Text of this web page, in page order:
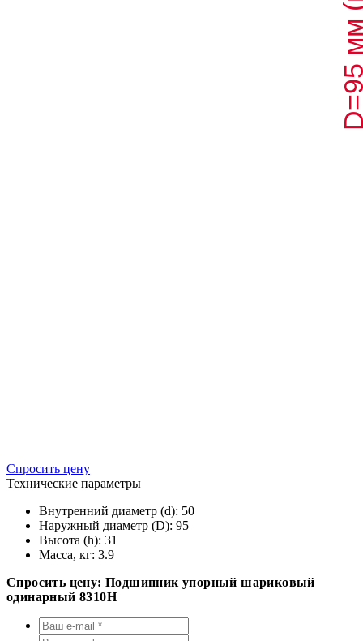
Спросить цену
Технические параметры
Внутренний диаметр (d): 50
Наружный диаметр (D): 95
Высота (h): 31
Масса, кг: 3.9
Спросить цену: Подшипник упорный шариковый
одинарный 8310Н